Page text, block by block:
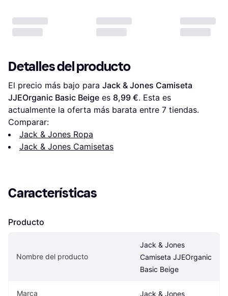
Detalles del producto
El precio más bajo para Jack & Jones Camiseta
JJEOrganic Basic Beige es 8,99 €. Esta es
actualmente la oferta más barata entre 7 tiendas.
Comparar:
Jack & Jones Ropa
Jack & Jones Camisetas
Características
Producto
Nombre del producto
Jack & Jones
Camiseta JJEOrganic
Basic Beige
Marca Jack & Jones